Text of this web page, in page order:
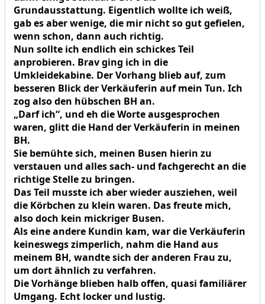
Grundausstattung. Eigentlich wollte ich weiß,
gab es aber wenige, die mir nicht so gut gefielen,
wenn schon, dann auch richtig.
Nun sollte ich endlich ein schickes Teil
anprobieren. Brav ging ich in die
Umkleidekabine. Der Vorhang blieb auf, zum
besseren Blick der Verkäuferin auf mein Tun. Ich
zog also den hübschen BH an.
„Darf ich“, und eh die Worte ausgesprochen
waren, glitt die Hand der Verkäuferin in meinen
BH.
Sie bemühte sich, meinen Busen hierin zu
verstauen und alles sach- und fachgerecht an die
richtige Stelle zu bringen.
Das Teil musste ich aber wieder ausziehen, weil
die Körbchen zu klein waren. Das freute mich,
also doch kein mickriger Busen.
Als eine andere Kundin kam, war die Verkäuferin
keineswegs zimperlich, nahm die Hand aus
meinem BH, wandte sich der anderen Frau zu,
um dort ähnlich zu verfahren.
Die Vorhänge blieben halb offen, quasi familiärer
Umgang. Echt locker und lustig.